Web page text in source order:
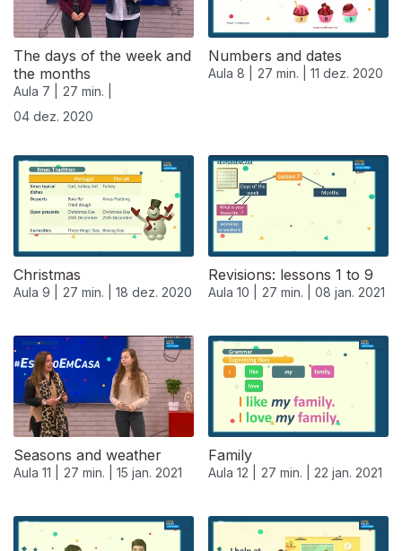
The days of the week and
the months
Aula 7 |
27 min. |
04 dez. 2020
Numbers and dates
Aula 8 | 27 min. | 11 dez. 2020
Christmas
Aula 9 | 27 min. | 18 dez. 2020
Revisions: lessons 1 to 9
Aula 10 | 27 min. | 08 jan. 2021
Seasons and weather
Aula 11 | 27 min. | 15 jan. 2021
Family
Aula 12 | 27 min. | 22 jan. 2021
519467